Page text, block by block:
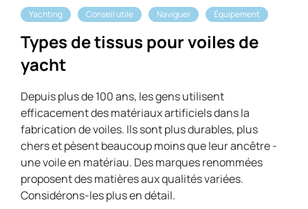
Yachting Conseil utile Naviguer Équipement
Types de tissus pour voiles de
yacht
Depuis plus de 100 ans, les gens utilisent
efficacement des matériaux artificiels dans la
fabrication de voiles. Ils sont plus durables, plus
chers et pèsent beaucoup moins que leur ancêtre -
une voile en matériau. Des marques renommées
proposent des matières aux qualités variées.
Considérons-les plus en détail.